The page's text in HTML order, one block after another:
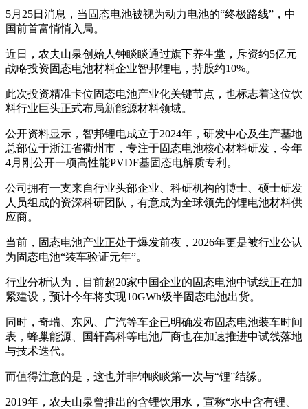
5月25日消息，当固态电池被视为动力电池的“终极路线”，中
国前首富悄悄入局。
近日，农夫山泉创始人钟睒睒通过旗下养生堂，斥资约5亿元
战略投资固态电池材料企业智邦锂电，持股约10%。
此次投资精准卡位固态电池产业化关键节点，也标志着这位饮
料行业巨头正式布局新能源材料领域。
公开资料显示，智邦锂电成立于2024年，研发中心及生产基地
总部位于浙江省衢州市，专注于固态电池核心材料研发，今年
4月刚公开一项高性能PVDF基固态电解质专利。
公司拥有一支来自行业头部企业、科研机构的博士、硕士研发
人员组成的资深科研团队，有意成为全球领先的锂电池材料供
应商。
当前，固态电池产业正处于爆发前夜，2026年更是被行业公认
为固态电池“装车验证元年”。
行业分析认为，目前超20家中国企业的固态电池中试线正在加
紧建设，预计今年将实现10GWh级半固态电池出货。
同时，奇瑞、东风、广汽等车企已明确发布固态电池装车时间
表，蜂巢能源、国轩高科等电池厂商也在加速推进中试线落地
与技术迭代。
而值得注意的是，这也并非钟睒睒第一次与“锂”结缘。
2019年，农夫山泉曾推出的含锂饮用水，宣称“水中含有锂、